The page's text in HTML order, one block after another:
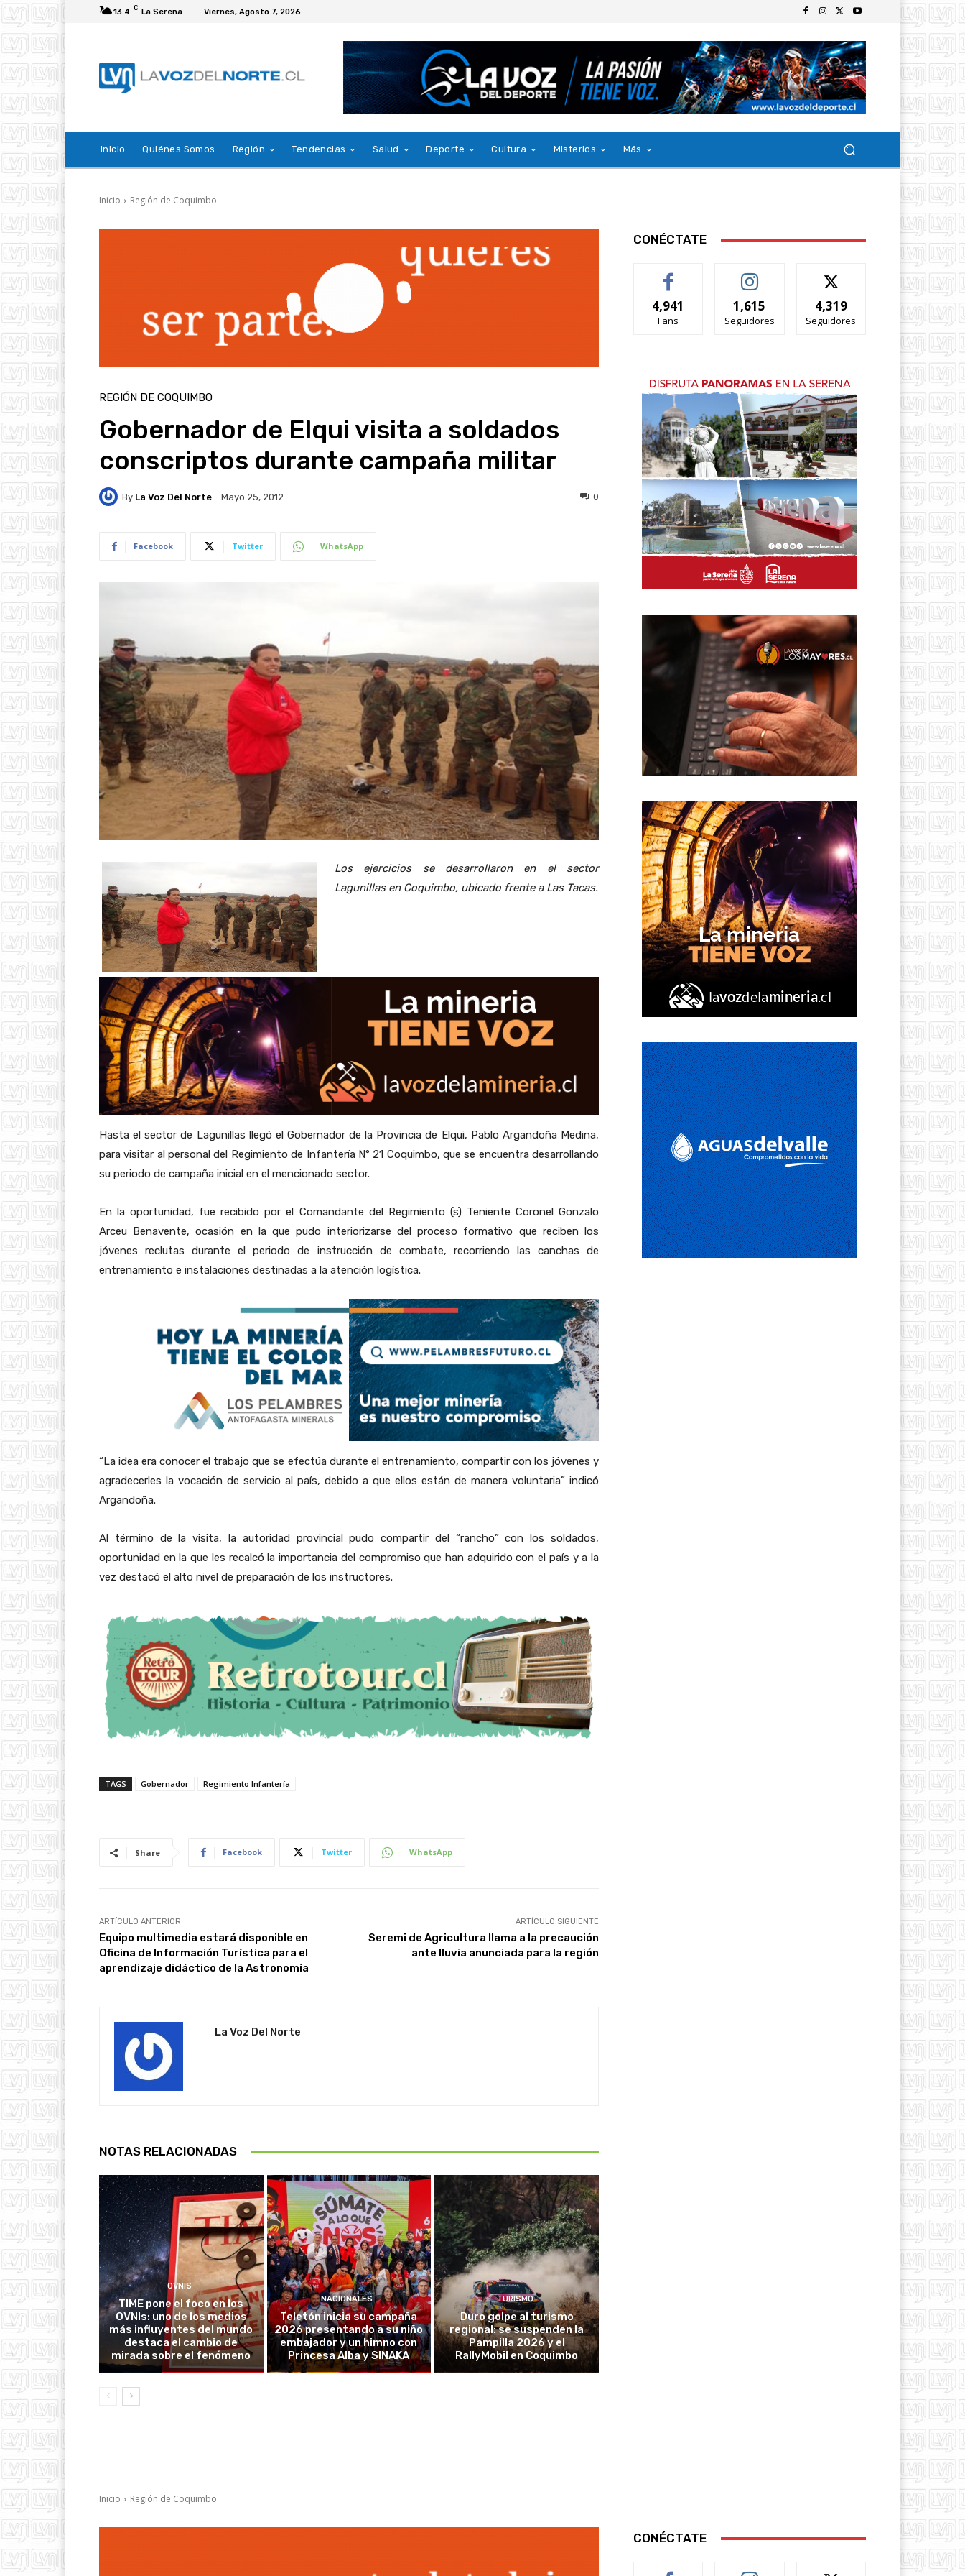
13.4 C La Serena Viernes, Agosto 7, 2026
Inicio Quiénes Somos Región Tendencias Salud Deporte Cultura Misterios Más
Inicio Región de Coquimbo
REGIÓN DE COQUIMBO
Gobernador de Elqui visita a soldados
conscriptos durante campaña militar
By La Voz Del Norte Mayo 25, 2012 0
Facebook Twitter WhatsApp
Los ejercicios se desarrollaron en el sector
Lagunillas en Coquimbo, ubicado frente a Las Tacas.
Hasta el sector de Lagunillas llegó el Gobernador de la Provincia de Elqui, Pablo Argandoña Medina,
para visitar al personal del Regimiento de Infantería N° 21 Coquimbo, que se encuentra desarrollando
su periodo de campaña inicial en el mencionado sector.
En la oportunidad, fue recibido por el Comandante del Regimiento (s) Teniente Coronel Gonzalo
Arceu Benavente, ocasión en la que pudo interiorizarse del proceso formativo que reciben los
jóvenes reclutas durante el periodo de instrucción de combate, recorriendo las canchas de
entrenamiento e instalaciones destinadas a la atención logística.
“La idea era conocer el trabajo que se efectúa durante el entrenamiento, compartir con los jóvenes y
agradecerles la vocación de servicio al país, debido a que ellos están de manera voluntaria” indicó
Argandoña.
Al término de la visita, la autoridad provincial pudo compartir del “rancho” con los soldados,
oportunidad en la que les recalcó la importancia del compromiso que han adquirido con el país y a la
vez destacó el alto nivel de preparación de los instructores.
TAGS Gobernador Regimiento Infantería
Share Facebook Twitter WhatsApp
ARTÍCULO ANTERIOR
Equipo multimedia estará disponible en
Oficina de Información Turística para el
aprendizaje didáctico de la Astronomía
ARTÍCULO SIGUIENTE
Seremi de Agricultura llama a la precaución
ante lluvia anunciada para la región
La Voz Del Norte
NOTAS RELACIONADAS
OVNIS
TIME pone el foco en los
OVNIs: uno de los medios
más influyentes del mundo
destaca el cambio de
mirada sobre el fenómeno
NACIONALES
Teletón inicia su campaña
2026 presentando a su niño
embajador y un himno con
Princesa Alba y SINAKA
TURISMO
Duro golpe al turismo
regional: se suspenden la
Pampilla 2026 y el
RallyMobil en Coquimbo
CONÉCTATE
4,941
Fans
1,615
Seguidores
4,319
Seguidores